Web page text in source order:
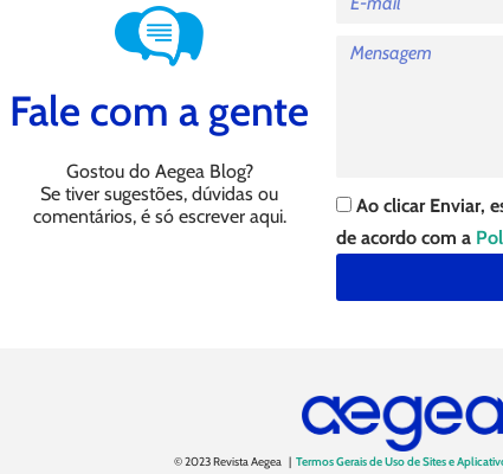
Fale com a gente
Gostou do Aegea Blog?
Se tiver sugestões, dúvidas ou
comentários, é só escrever aqui.
Ao clicar Enviar,
de acordo com a
© 2023 Revista Aegea | Termos Gerais de Uso de Sites e